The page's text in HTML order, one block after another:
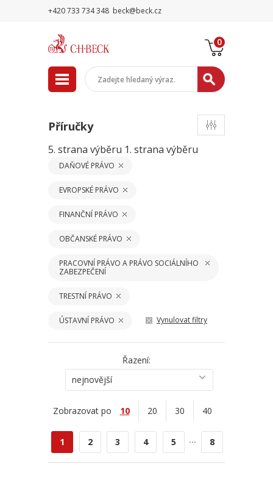
+420 733 734 348 beck@beck.cz
0
Příručky
5. strana výběru 1. strana výběru
DAŇOVÉ PRÁVO
EVROPSKÉ PRÁVO
FINANČNÍ PRÁVO
OBČANSKÉ PRÁVO
PRACOVNÍ PRÁVO A PRÁVO SOCIÁLNÍHO
ZABEZPEČENÍ
TRESTNÍ PRÁVO
ÚSTAVNÍ PRÁVO Vynulovat filtry
Řazení:
nejnovější
Zobrazovat po 10 20 30 40
1 2 3 4 5 ... 8